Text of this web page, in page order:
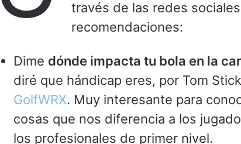
través de las redes
recomendaciones:
Dime dónde impacta tu bola en la
diré que hándicap eres, por Tom
GolfWRX. Muy interesante para
cosas que nos diferencia a los
los profesionales de primer nivel.